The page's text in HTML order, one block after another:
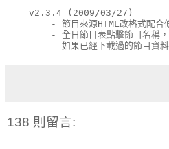
    v2.3.4 (2009/03/27)
- 節目來源HTML改格式配
- 全日節目表點擊節目名
- 如果已經下載過的節目資
138 則留言: